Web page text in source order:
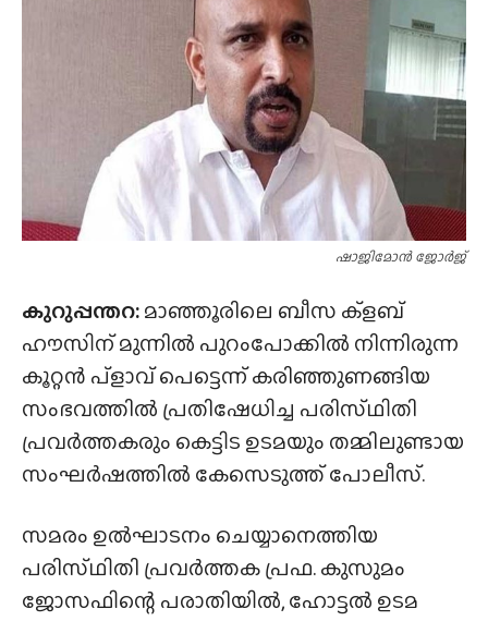
ഷാജിമോൻ ജോർജ്
കുറുപ്പന്തറ:മാഞ്ഞൂരിലെ ബീസ ക്‌ളബ്
ഹൗസിന് മുന്നിൽ പുറംപോക്കിൽ നിന്നിരുന്ന
കൂറ്റൻ പ്ളാവ് പെട്ടെന്ന് കരിഞ്ഞുണങ്ങിയ
സംഭവത്തിൽ പ്രതിഷേധിച്ച പരിസ്‌ഥിതി
പ്രവർത്തകരും കെട്ടിട ഉടമയും തമ്മിലുണ്ടായ
സംഘർഷത്തിൽ കേസെടുത്ത് പോലീസ്.
സമരം ഉൽഘാടനം ചെയ്യാനെത്തിയ
പരിസ്‌ഥിതി പ്രവർത്തക പ്രഫ. കുസുമം
ജോസഫിന്റെ പരാതിയിൽ, ഹോട്ടൽ ഉടമ